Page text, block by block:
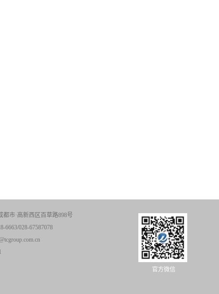
都市·高新西区百草路898号
6663/028-67587078
官方微信